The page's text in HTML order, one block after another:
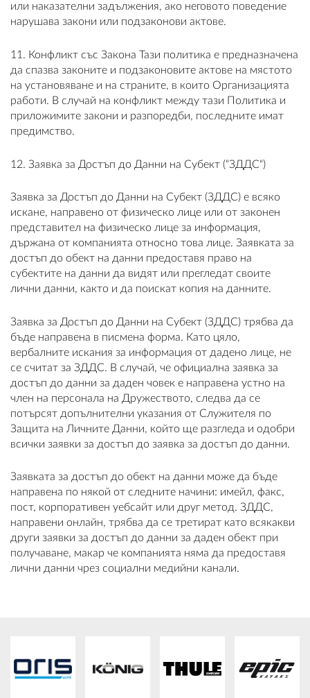
или наказателни задължения, ако неговото поведение
нарушава закони или подзаконови актове.
11. Конфликт със Закона Тази политика е предназначена
да спазва законите и подзаконовите актове на мястото
на установяване и на страните, в които Организацията
работи. В случай на конфликт между тази Политика и
приложимите закони и разпоредби, последните имат
предимство.
12. Заявка за Достъп до Данни на Субект (“ЗДДС“)
Заявка за Достъп до Данни на Субект (ЗДДС) е всяко
искане, направено от физическо лице или от законен
представител на физическо лице за информация,
държана от компанията относно това лице. Заявката за
достъп до обект на данни предоставя право на
субектите на данни да видят или прегледат своите
лични данни, както и да поискат копия на данните.
Заявка за Достъп до Данни на Субект (ЗДДС) трябва да
бъде направена в писмена форма. Като цяло,
вербалните искания за информация от дадено лице, не
се считат за ЗДДС. В случай, че официална заявка за
достъп до данни за даден човек е направена устно на
член на персонала на Дружеството, следва да се
потърсят допълнителни указания от Служителя по
Защита на Личните Данни, който ще разгледа и одобри
всички заявки за достъп до заявка за достъп до данни.
Заявката за достъп до обект на данни може да бъде
направена по някой от следните начини: имейл, факс,
пост, корпоративен уебсайт или друг метод. ЗДДС,
направени онлайн, трябва да се третират като всякакви
други заявки за достъп до данни за даден обект при
получаване, макар че компанията няма да предоставя
лични данни чрез социални медийни канали.